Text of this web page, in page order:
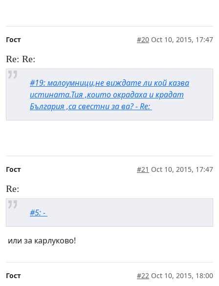
Гост #20 Oct 10, 2015, 17:47
Re: Re:
#19: малоумници,не виждате ли кой казва
истината.Тия ,които окрадаха и крадат
България ,са свестни за ва? - Re:
Гост #21 Oct 10, 2015, 17:47
Re:
#5: -
или за карлуково!
Гост #22 Oct 10, 2015, 18:00